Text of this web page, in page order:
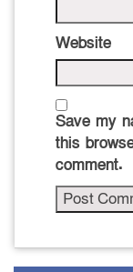
Website
Save my
this
comment.